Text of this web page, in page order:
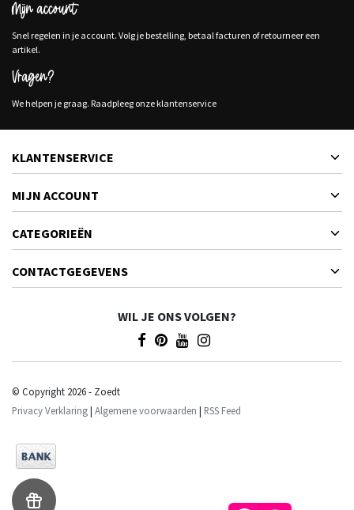
Mijn account
Snel regelen in je account. Volg je bestelling, betaal facturen of retourneer een
artikel.
Vragen?
We helpen je graag. Raadpleeg onze klantenservice
KLANTENSERVICE
MIJN ACCOUNT
CATEGORIEËN
CONTACTGEGEVENS
WIL JE ONS VOLGEN?
© Copyright 2026 - Zoedt
Privacy Verklaring| Algemene voorwaarden | RSS Feed